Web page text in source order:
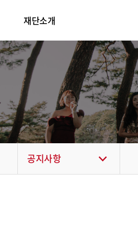
재단소개
공지사항